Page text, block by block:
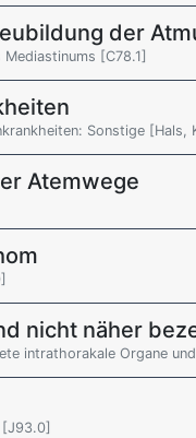
der
[C78.1]
Sonstige
Atemwege
nicht näher
intrathorakale Organe
[J93.0]